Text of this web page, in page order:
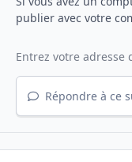
publier avec votre
Répondre à ce